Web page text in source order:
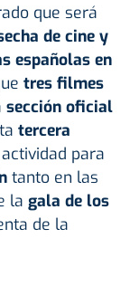
que será
de cine y
españolas en
tres filmes
sección oficial
tercera
para
tanto en las
la gala de los
de la